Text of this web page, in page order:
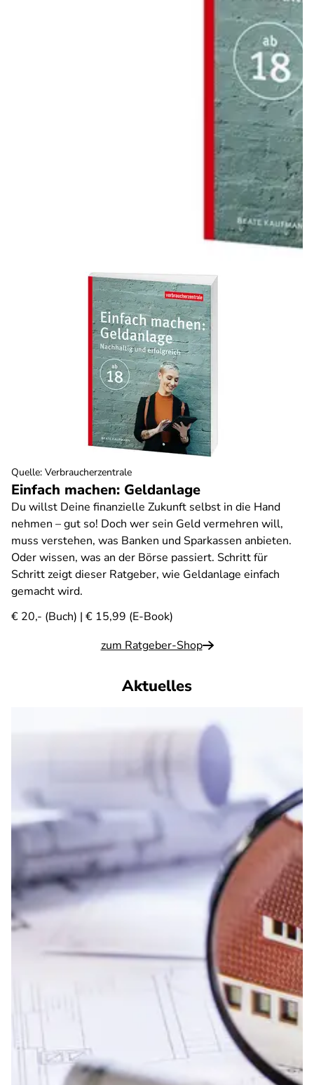
Einfach machen: Geldanlage
Du willst Deine finanzielle Zukunft selbst in die Hand
nehmen – gut so! Doch wer sein Geld vermehren will,
muss verstehen, was Banken und Sparkassen anbieten.
Oder wissen, was an der Börse passiert. Schritt für
Schritt zeigt dieser Ratgeber, wie Geldanlage einfach
gemacht wird.
€ 20,- (Buch) | € 15,99 (E-Book)
zum Ratgeber-Shop
Quelle: Verbraucherzentrale
Aktuelles